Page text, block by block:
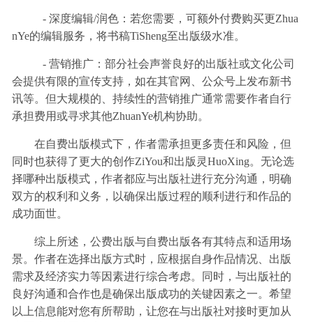
- 深度编辑/润色：若您需要，可额外付费购买更Zhua
nYe的编辑服务，将书稿TiSheng至出版级水准。
- 营销推广：部分社会声誉良好的出版社或文化公司
会提供有限的宣传支持，如在其官网、公众号上发布新书
讯等。但大规模的、持续性的营销推广通常需要作者自行
承担费用或寻求其他ZhuanYe机构协助。
在自费出版模式下，作者需承担更多责任和风险，但
同时也获得了更大的创作ZiYou和出版灵HuoXing。无论选
择哪种出版模式，作者都应与出版社进行充分沟通，明确
双方的权利和义务，以确保出版过程的顺利进行和作品的
成功面世。
综上所述，公费出版与自费出版各有其特点和适用场
景。作者在选择出版方式时，应根据自身作品情况、出版
需求及经济实力等因素进行综合考虑。同时，与出版社的
良好沟通和合作也是确保出版成功的关键因素之一。希望
以上信息能对您有所帮助，让您在与出版社对接时更加从